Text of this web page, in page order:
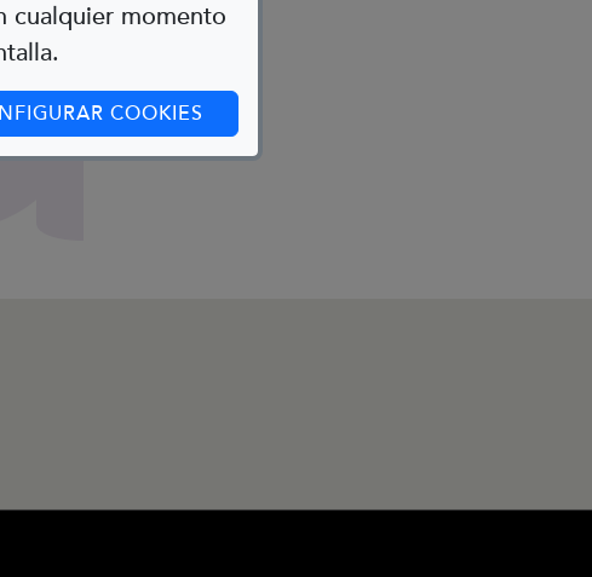
cualquier momento
COOKIES